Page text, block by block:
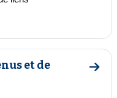
et de
Aller